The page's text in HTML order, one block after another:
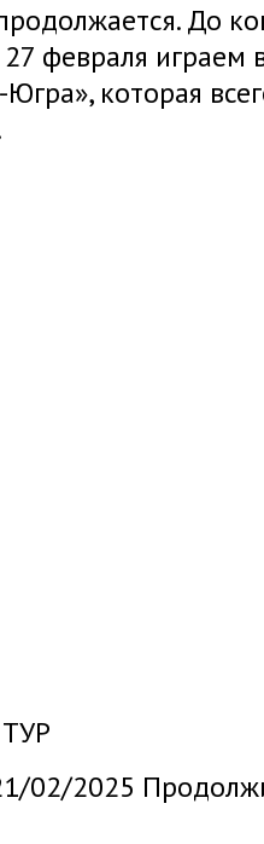
До
февраля играем
которая
02/2025